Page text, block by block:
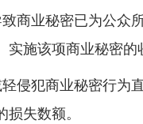
商业秘密已为公众
施该项商业秘密的
侵犯商业秘密行为
失数额。